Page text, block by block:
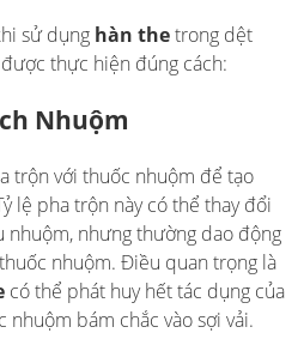
sử dụng hàn thetrong dệt
thực hiện đúng cách:
Nhuộm
trộn với thuốc nhuộm để tạo
lệ pha trộn này có thể thay đổi
nhuộm, nhưng thường dao động
nhuộm. Điều quan trọng là
có thể phát huy hết tác dụng của
bám chắc vào sợi vải.